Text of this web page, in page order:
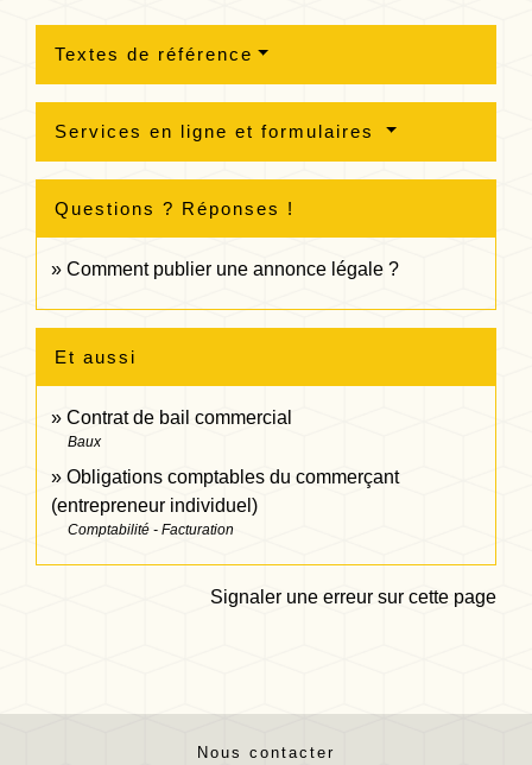
Textes de référence
Services en ligne et formulaires
Questions ? Réponses !
Comment publier une annonce légale ?
Et aussi
Contrat de bail commercial
Baux
Obligations comptables du commerçant
(entrepreneur individuel)
Comptabilité - Facturation
Signaler une erreur sur cette page
Nous contacter